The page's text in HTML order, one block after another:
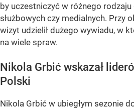
by uczestniczyć w różnego
służbowych czy medialnych. Przy
wizyt udzielił dużego wywiadu, w
na wiele spraw.
Nikola Grbić wskazał
Polski
Nikola Grbić w ubiegłym sezonie